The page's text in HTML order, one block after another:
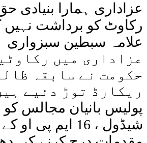
عزاداری ہمارا بنیادی
رکاوٹ کو برداشت نہیں
علامہ سبطین سبزواری
عزاداری میں
حکومت نے سابقہ
ریکارڈ توڑ دئیے
پولیس بانیان مجالس کو
شیڈول ، 16 ایم پی